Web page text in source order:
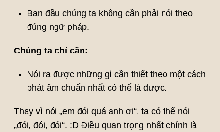
Ban đầu chúng ta không cần phải nói theo
đúng ngữ pháp.
Chúng ta chỉ cần:
Nói ra được những gì cần thiết theo một cách
phát âm chuẩn nhất có thể là được.
Thay vì nói „em đói quá anh ơi“, ta có thể nói
„đói, đói, đói“. :D Điều quan trọng nhất chính là